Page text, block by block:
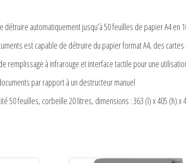
automatiquement jusqu’à 50 feuilles de papier A4 en
est capable de détruire du papier format A4, des
à infrarouge et interface tactile pour une
par rapport à un destructeur manuel
50 feuilles, corbeille 20 litres, dimensions : 363 (l) x 405 (h) x